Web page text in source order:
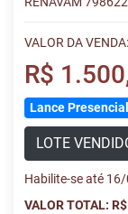
VALOR DA VENDA:
R$
Lance Presencial
LOTE
Habilite-se até
VALOR TOTAL: